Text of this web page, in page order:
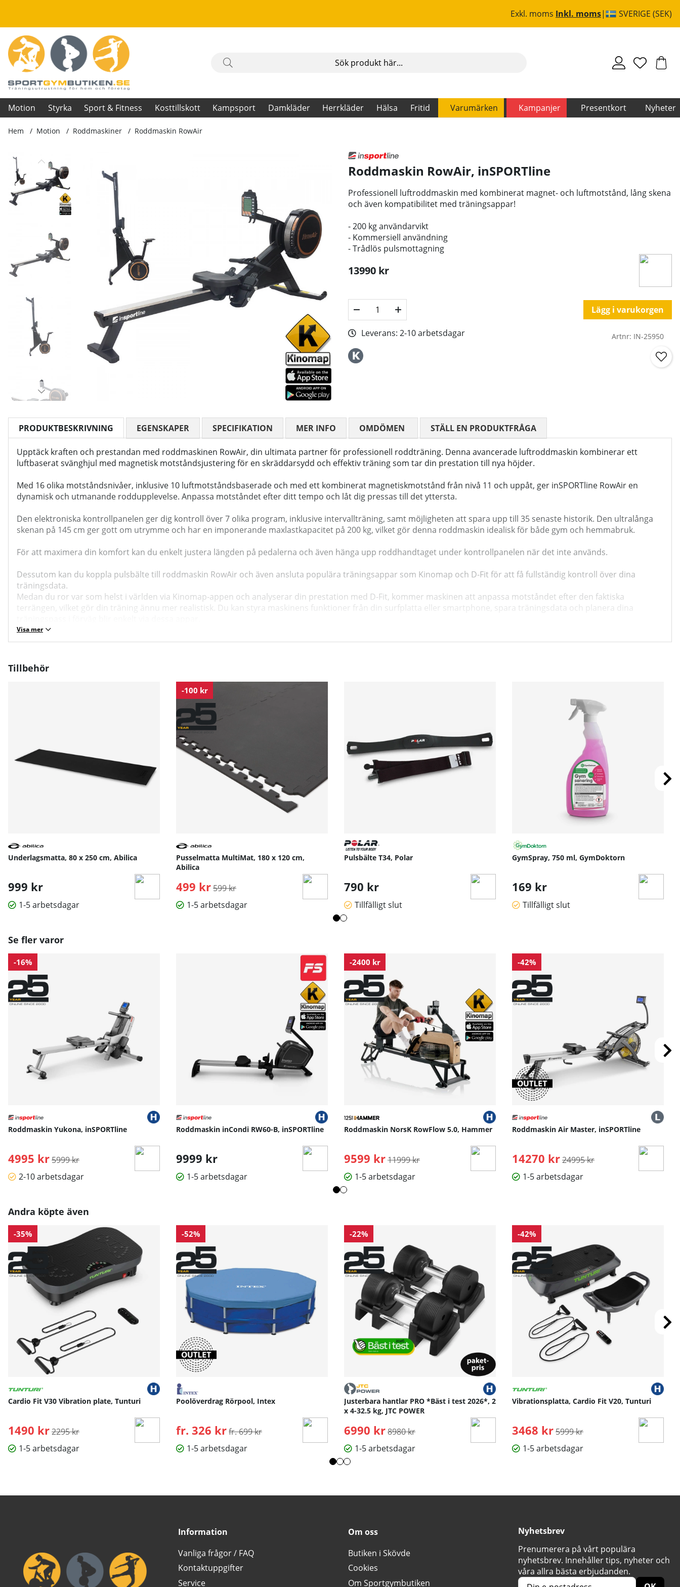
Exkl. moms Inkl. moms SVERIGE (SEK)
Motion Styrka Sport & Fitness Kosttillskott Kampsport Damkläder Herrkläder Hälsa Fritid Varumärken Kampanjer Presentkort Nyheter
Hem Motion Roddmaskiner Roddmaskin RowAir
Produktbilder Roddmaskin RowAir
Roddmaskin RowAir, inSPORTline
Professionell luftroddmaskin med kombinerat magnet- och luftmotstånd, lång skena
och även kompatibilitet med träningsappar!
- 200 kg användarvikt
- Kommersiell användning
- Trådlös pulsmottagning
13990 kr
Lägg i varukorgen
Leverans: 2-10 arbetsdagar Artnr: IN-25950
PRODUKTBESKRIVNING
Upptäck kraften och prestandan med roddmaskinen RowAir, din ultimata partner för professionell roddträning. Denna avancerade luftroddmaskin kombinerar ett
luftbaserat svänghjul med magnetisk motståndsjustering för en skräddarsydd och effektiv träning som tar din prestation till nya höjder.
Med 16 olika motståndsnivåer, inklusive 10 luftmotståndsbaserade och med ett kombinerat magnetiskmotstånd från nivå 11 och uppåt, ger inSPORTline RowAir en
dynamisk och utmanande roddupplevelse. Anpassa motståndet efter ditt tempo och låt dig pressas till det yttersta.
Den elektroniska kontrollpanelen ger dig kontroll över 7 olika program, inklusive intervallträning, samt möjligheten att spara upp till 35 senaste historik. Den ultralånga
skenan på 145 cm ger gott om utrymme och har en imponerande maxlastkapacitet på 200 kg, vilket gör denna roddmaskin idealisk för både gym och hemmabruk.
För att maximera din komfort kan du enkelt justera längden på pedalerna och även hänga upp roddhandtaget under kontrollpanelen när det inte används.
Dessutom kan du koppla pulsbälte till roddmaskin RowAir och även ansluta populära träningsappar som Kinomap och D-Fit för att få fullständig kontroll över dina
träningsdata.
Medan du ror var som helst i världen via Kinomap-appen och analyserar din prestation med D-Fit, kommer maskinen att anpassa motståndet efter den faktiska
terrängen, vilket gör din träning ännu mer realistisk. Du kan styra maskinens funktioner från din surfplatta eller smartphone, spara träningsdata och planera dina
Sammanfattningsvis, RowAir erbjuder en professionell roddupplevelse med elektronisk display, appanslutning via Bluetooth och en mängd användarvänliga funktioner.
och mångsidiga roddmaskin!
Visa mer
EGENSKAPER SPECIFIKATION MER INFO OMDÖMEN MEDELBETYG 0 AV 5 ANTAL BETYG 0
STÄLL EN PRODUKTFRÅGA
Tillbehör
Underlagsmatta, 80 x 250 cm, Abilica
999 kr
1-5 arbetsdagar
-100 kr
Pusselmatta MultiMat, 180 x 120 cm,
Abilica
499 kr Ordinarie pris:
599 kr
1-5 arbetsdagar
Pulsbälte T34, Polar
790 kr
Tillfälligt slut
GymSpray, 750 ml, GymDoktorn
169 kr
Tillfälligt slut
Se fler varor
-16%
Roddmaskin Yukona, inSPORTline
4995 kr Ordinarie pris:
5999 kr
2-10 arbetsdagar
Roddmaskin inCondi RW60-B, inSPORTline
9999 kr
1-5 arbetsdagar
-2400 kr
Roddmaskin NorsK RowFlow 5.0, Hammer
9599 kr Ordinarie pris:
11999 kr
1-5 arbetsdagar
-42%
Roddmaskin Air Master, inSPORTline
14270 kr Ordinarie pris:
24995 kr
1-5 arbetsdagar
Andra köpte även
-35%
Cardio Fit V30 Vibration plate, Tunturi
1490 kr Ordinarie pris:
2295 kr
1-5 arbetsdagar
-52%
Poolöverdrag Rörpool, Intex
fr. 326 krOrdinarie pris:
fr. 699 kr
1-5 arbetsdagar
-22%
Justerbara hantlar PRO *Bäst i test 2026*, 2
x 4-32.5 kg, JTC POWER
6990 kr Ordinarie pris:
8980 kr
1-5 arbetsdagar
-42%
Vibrationsplatta, Cardio Fit V20, Tunturi
3468 kr Ordinarie pris:
5999 kr
1-5 arbetsdagar
Information
Vanliga frågor / FAQ
Kontaktuppgifter
Service
Om oss
Butiken i Skövde
Cookies
Om Sportgymbutiken
Nyhetsbrev
Prenumerera på vårt populära
nyhetsbrev. Innehåller tips, nyheter och
våra allra bästa erbjudanden.